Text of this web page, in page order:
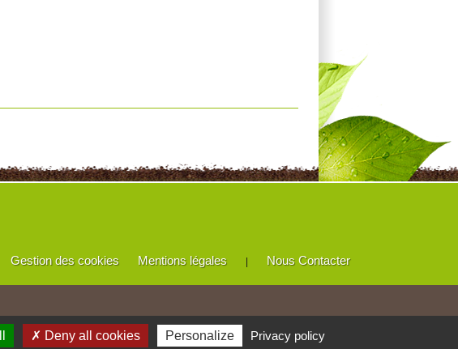
Gestion des cookies Mentions légales | Nous Contacter
✗ Deny all cookies Personalize Privacy policy